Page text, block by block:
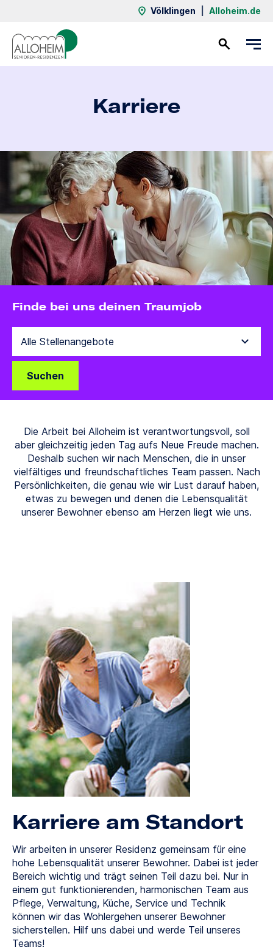
Völklingen Alloheim.de
Karriere
Finde bei uns deinen Traumjob
Suchen
Die Arbeit bei Alloheim ist verantwortungsvoll, soll
aber gleichzeitig jeden Tag aufs Neue Freude machen.
Deshalb suchen wir nach Menschen, die in unser
vielfältiges und freundschaftliches Team passen. Nach
Persönlichkeiten, die genau wie wir Lust darauf haben,
etwas zu bewegen und denen die Lebensqualität
unserer Bewohner ebenso am Herzen liegt wie uns.
Karriere am Standort
Wir arbeiten in unserer Residenz gemeinsam für eine
hohe Lebensqualität unserer Bewohner. Dabei ist jeder
Bereich wichtig und trägt seinen Teil dazu bei. Nur in
einem gut funktionierenden, harmonischen Team aus
Pflege, Verwaltung, Küche, Service und Technik
können wir das Wohlergehen unserer Bewohner
sicherstellen. Hilf uns dabei und werde Teil unseres
Teams!